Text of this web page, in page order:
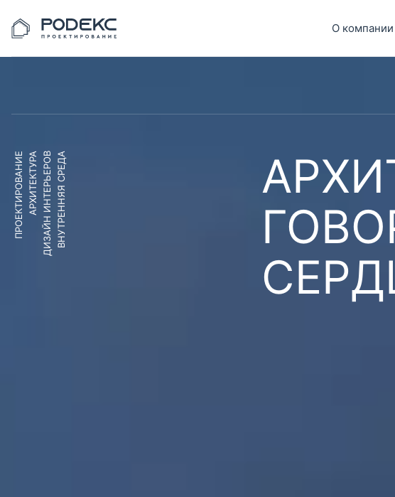
О компании
ПРОЕКТИРОВАНИЕАРХИТЕКТУРАДИЗАЙН ИНТЕРЬЕРОВВНУТРЕННЯЯ СРЕДА